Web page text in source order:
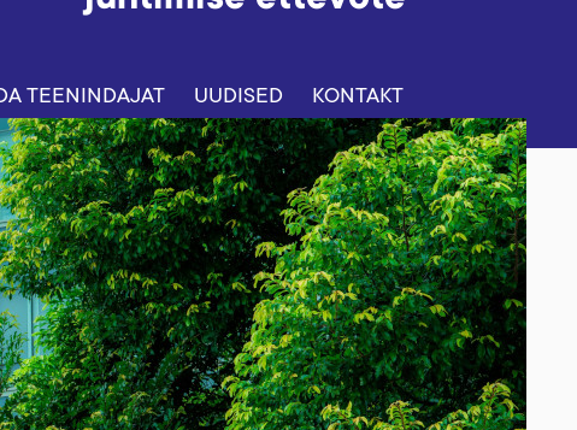
TEENINDAJAT UUDISED KONTAKT